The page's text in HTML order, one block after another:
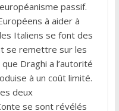
passif.
à aider à
Italiens se font des
se remettre sur les
Draghi a l’autorité
à un coût limité.
deux
se sont révélés